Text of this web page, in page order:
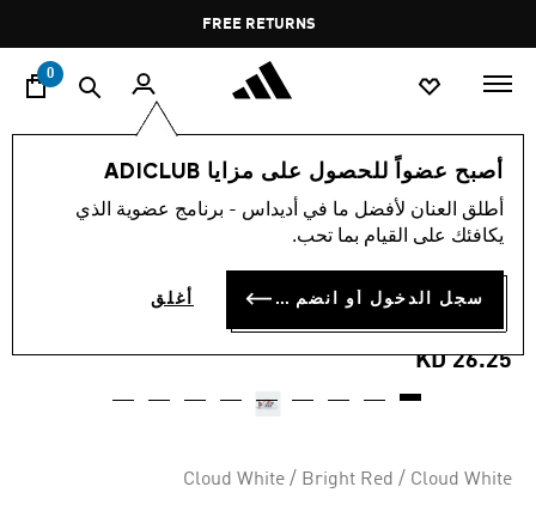
Pause
promotion
rotation
FREE RETURNS
0
أصبح عضواً للحصول على مزايا ADICLUB
أطلق العنان لأفضل ما في أديداس - برنامج عضوية الذي
يكافئك على القيام بما تحب.
سجل الدخول أو انضم الآن أغلق
الأطفال أحذية
حذاء للأطفال ADIDAS PIXAR
CARS SUPERSTAR II
COMFORT CLOSURE
KD 26.25
Cloud White / Bright Red / Cloud White